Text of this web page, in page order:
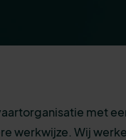
met
werkwijze. Wij